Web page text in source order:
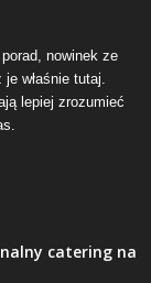
nowinek ze
właśnie tutaj.
lepiej zrozumieć
catering na